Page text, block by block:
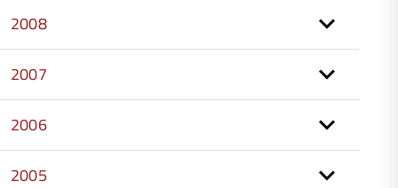
2008
2007
2006
2005